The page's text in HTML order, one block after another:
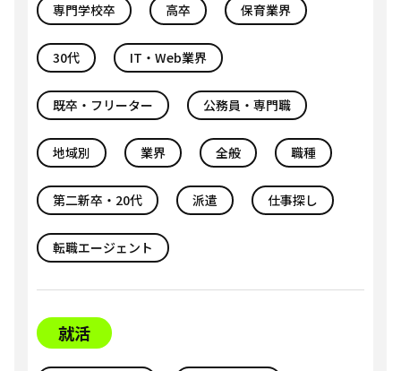
専門学校卒 高卒 保育業界
30代 IT・Web業界
既卒・フリーター 公務員・専門職
地域別 業界 全般 職種
第二新卒・20代 派遣 仕事探し
転職エージェント
就活